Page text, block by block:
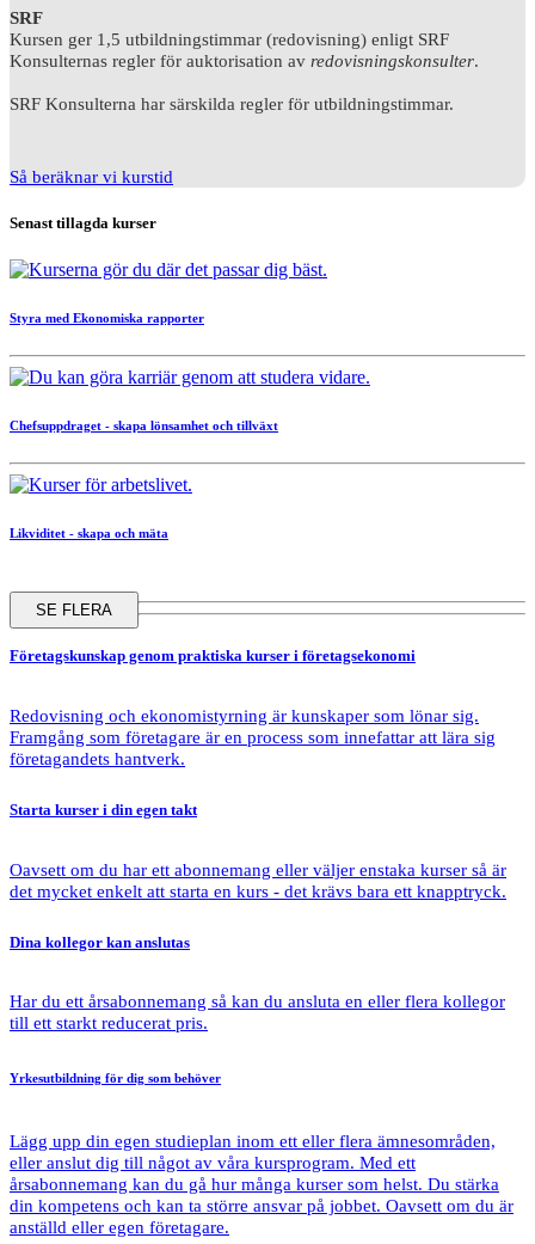
SRF
Kursen ger 1,5 utbildningstimmar (redovisning) enligt SRF
Konsulternas regler för auktorisation av redovisningskonsulter.
SRF Konsulterna har särskilda regler för utbildningstimmar.
Så beräknar vi kurstid
Senast tillagda kurser
Styra med Ekonomiska rapporter
Chefsuppdraget - skapa lönsamhet och tillväxt
Likviditet - skapa och mäta
SE FLERA
Företagskunskap genom praktiska kurser i företagsekonomi
Redovisning och ekonomistyrning är kunskaper som lönar sig.
Framgång som företagare är en process som innefattar att lära sig
företagandets hantverk.
Starta kurser i din egen takt
Oavsett om du har ett abonnemang eller väljer enstaka kurser så är
det mycket enkelt att starta en kurs - det krävs bara ett knapptryck.
Dina kollegor kan anslutas
Har du ett årsabonnemang så kan du ansluta en eller flera kollegor
till ett starkt reducerat pris.
Yrkesutbildning för dig som behöver
Lägg upp din egen studieplan inom ett eller flera ämnesområden,
eller anslut dig till något av våra kursprogram. Med ett
årsabonnemang kan du gå hur många kurser som helst. Du stärka
din kompetens och kan ta större ansvar på jobbet. Oavsett om du är
anställd eller egen företagare.